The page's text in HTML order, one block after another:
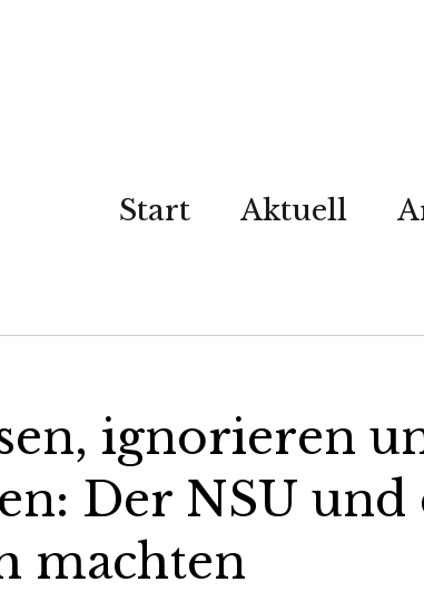
Start Aktuell
ignorieren
Der NSU und
machten